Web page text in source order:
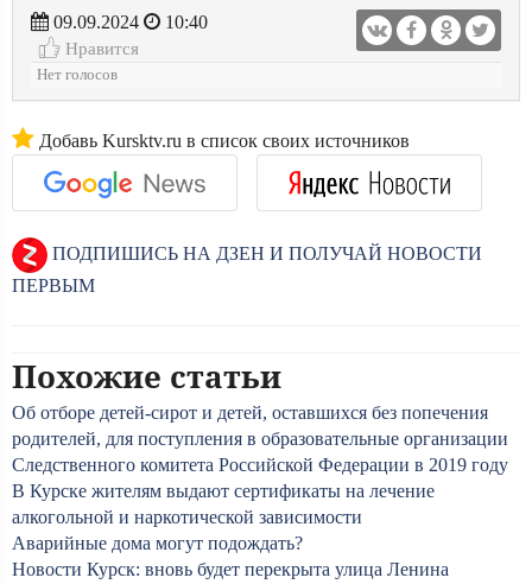
09.09.2024
10:40
Нравится
Нет голосов
Добавь Kursktv.ru в список своих источников
ПОДПИШИСЬ НА ДЗЕН И ПОЛУЧАЙ НОВОСТИ
ПЕРВЫМ
Похожие статьи
Об отборе детей-сирот и детей, оставшихся без попечения
родителей, для поступления в образовательные организации
Следственного комитета Российской Федерации в 2019 году
В Курске жителям выдают сертификаты на лечение
алкогольной и наркотической зависимости
Аварийные дома могут подождать?
Новости Курск: вновь будет перекрыта улица Ленина